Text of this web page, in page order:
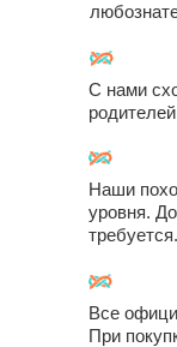
С нами
родителей
Все
При
Наши
уровня.
требуется.